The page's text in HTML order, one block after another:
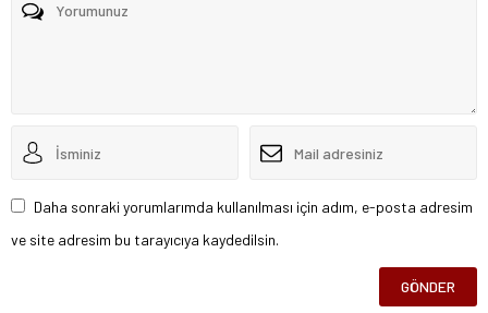
Daha sonraki yorumlarımda kullanılması için adım, e-posta adresim
ve site adresim bu tarayıcıya kaydedilsin.